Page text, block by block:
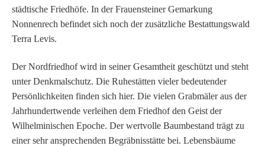
städtische Friedhöfe. In der Frauensteiner Gemarkung
Nonnenrech befindet sich noch der zusätzliche Bestattungswald
Terra Levis.
Der Nordfriedhof wird in seiner Gesamtheit geschützt und steht
unter Denkmalschutz. Die Ruhestätten vieler bedeutender
Persönlichkeiten finden sich hier. Die vielen Grabmäler aus der
Jahrhundertwende verleihen dem Friedhof den Geist der
Wilhelminischen Epoche. Der wertvolle Baumbestand trägt zu
einer sehr ansprechenden Begräbnisstätte bei. Lebensbäume